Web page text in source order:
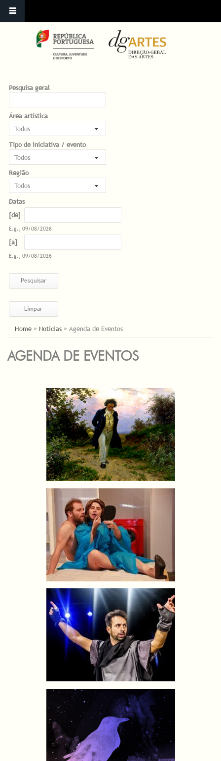
Pesquisa geral
Área artística
Tipo de iniciativa / evento
Região
Datas
Datas
Date
E.g., 09/08/2026
Datas
Date
E.g., 09/08/2026
ESTÁ AQUI
Home » Notícias » Agenda de Eventos
AGENDA DE EVENTOS